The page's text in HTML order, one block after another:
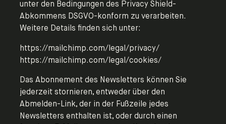
unter den Bedingungen des Privacy Shield-
Abkommens DSGVO-konform zu verarbeiten.
Weitere Details finden sich unter:
https://mailchimp.com/legal/privacy/
https://mailchimp.com/legal/cookies/
Das Abonnement des Newsletters können Sie
jederzeit stornieren, entweder über den
Abmelden-Link, der in der Fußzeile jedes
Newsletters enthalten ist, oder durch einen